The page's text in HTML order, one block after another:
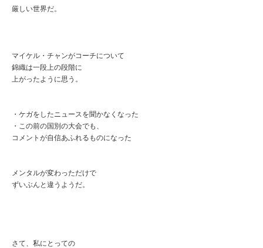
厳しい世界だ。
マイケル・チャンがコーチについて
錦織は一段上の段階に
上がったように思う。
・ケガをしたニュースを聞かなくなった
・この前の国別の大会でも、
コメントが自信あふれるものになった
メンタルが変わっただけで
ずいぶんと違うようだ。
さて、私にとっての